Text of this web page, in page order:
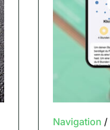
Navigation /